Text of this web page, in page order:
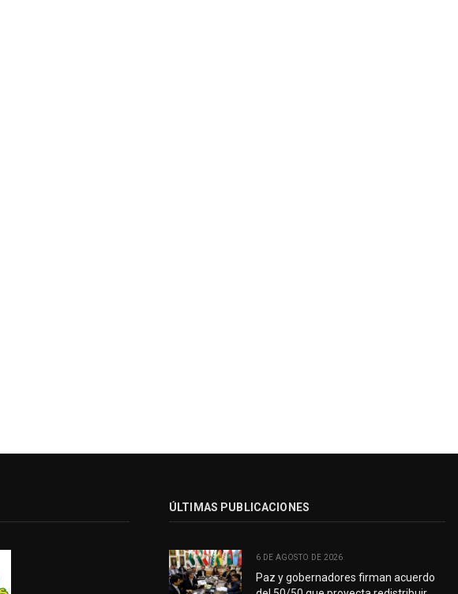
ÚLTIMAS PUBLICACIONES
6 DE AGOSTO DE 2026
Paz y gobernadores firman acuerdo